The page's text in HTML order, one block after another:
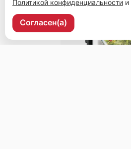
Политикой конфиденциальности и
Согласен(а)